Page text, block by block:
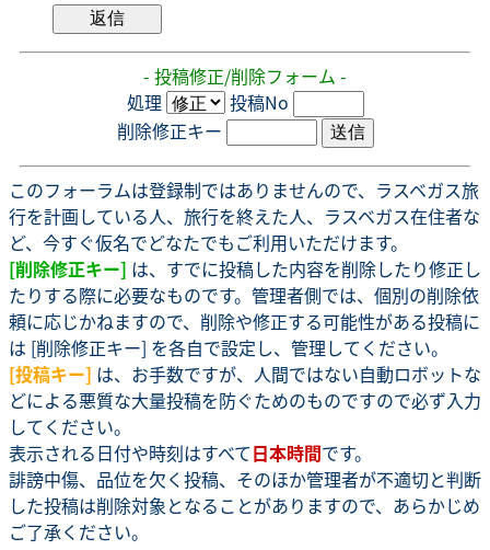
- 投稿修正/削除フォーム -
処理
投稿No
削除修正キー
このフォーラムは登録制ではありませんので、ラスベガス旅
行を計画している人、旅行を終えた人、ラスベガス在住者な
ど、今すぐ仮名でどなたでもご利用いただけます。
[削除修正キー] は、すでに投稿した内容を削除したり修正し
たりする際に必要なものです。管理者側では、個別の削除依
頼に応じかねますので、削除や修正する可能性がある投稿に
は [削除修正キー] を各自で設定し、管理してください。
[投稿キー] は、お手数ですが、人間ではない自動ロボットな
どによる悪質な大量投稿を防ぐためのものですので必ず入力
してください。
表示される日付や時刻はすべて日本時間です。
誹謗中傷、品位を欠く投稿、そのほか管理者が不適切と判断
した投稿は削除対象となることがありますので、あらかじめ
ご了承ください。